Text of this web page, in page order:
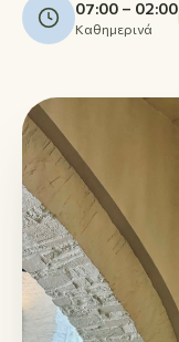
07:00 – 02:00
Καθημερινά